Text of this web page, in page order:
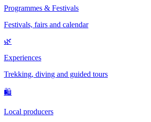
Programmes & Festivals
Festivals, fairs and calendar
🌿
Experiences
Trekking, diving and guided tours
🛍
Local producers